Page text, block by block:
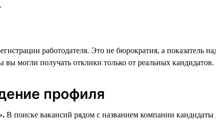
работодателя. Это не бюрократия, а
вы могли получать отклики только от реальных кандидатов.
профиля
В поиске вакансий рядом с названием компании кандидаты